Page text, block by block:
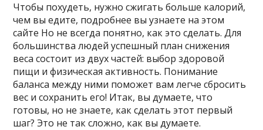
Чтобы похудеть, нужно сжигать больше калорий,
чем вы едите, подробнее вы узнаете на этом
сайте Но не всегда понятно, как это сделать. Для
большинства людей успешный план снижения
веса состоит из двух частей: выбор здоровой
пищи и физическая активность. Понимание
баланса между ними поможет вам легче сбросить
вес и сохранить его! Итак, вы думаете, что
готовы, но не знаете, как сделать этот первый
шаг? Это не так сложно, как вы думаете.